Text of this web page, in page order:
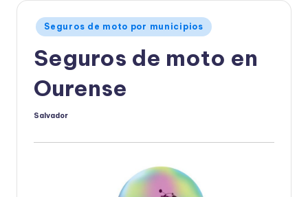
Publicado
en
Seguros de moto por municipios
Seguros de moto en
Ourense
Publicado
Salvador